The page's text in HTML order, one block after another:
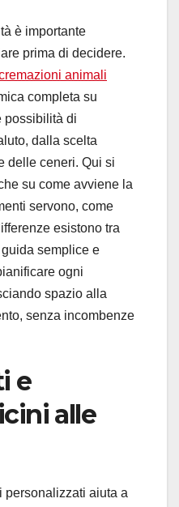
è importante
prima di decidere.
animali
completa su
possibilità di
dalla scelta
delle ceneri. Qui si
su come avviene la
servono, come
esistono tra
semplice e
ogni
spazio alla
senza incombenze
e
alle
personalizzati aiuta a